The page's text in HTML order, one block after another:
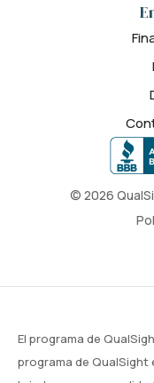
© 2026
El programa de
programa de QualSight